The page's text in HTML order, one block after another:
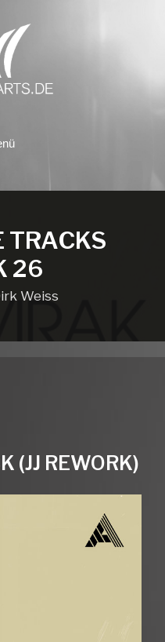
TRACKS
26
Weiss
(JJ REWORK)